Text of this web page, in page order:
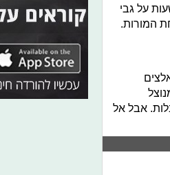
על גבי
המורות.
אבל אל